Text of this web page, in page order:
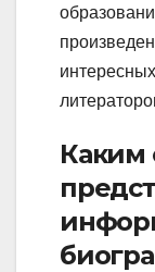
Каким